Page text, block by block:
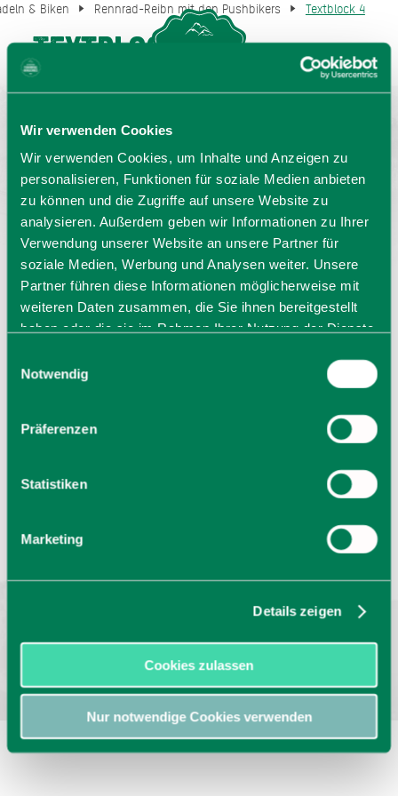
Wir verwenden Cookies
Wir verwenden Cookies, um Inhalte und Anzeigen zu
personalisieren, Funktionen für soziale Medien anbieten
zu können und die Zugriffe auf unsere Website zu
analysieren. Außerdem geben wir Informationen zu Ihrer
Verwendung unserer Website an unsere Partner für
soziale Medien, Werbung und Analysen weiter. Unsere
Partner führen diese Informationen möglicherweise mit
weiteren Daten zusammen, die Sie ihnen bereitgestellt
haben oder die sie im Rahmen Ihrer Nutzung der Dienste
Cookies, wenn Sie unsere Webseite weiterhin nutzen.
Notwendig
Präferenzen
Statistiken
Marketing
Details zeigen
Cookies zulassen
Nur notwendige Cookies verwenden
& Biken Rennrad-Reibn mit den Pushbikers Textblock 4
Textblock 4
Nun geht es hinunter über die Sutten an den Tegernsee
und hinaus ins Miesbacher Oberland. In Gmund biegen wir
wir auf traumhaften kleinen Ortsverbindungssträßchen
durch die bayerische Bilderbuchidylle nach Gotzing und
Reichersdorf zwischen Weyarn und Irschenberg. Der
Himmel hat sich etwas zugezogen und es ist herbstlicher,
als noch heute Morgen am Sudelfeld. Zeit diesen
Traumtag ausklingen zu lassen. Bei einem Kaffee im
Pushbikers Shop in Holzkirchen. Klar.
Prospekte
Kontakt
Impressum
Datenschutz
GASTGEBERSUCHE